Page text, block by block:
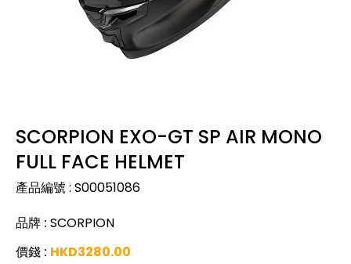
SCORPION EXO-GT SP AIR MONO
FULL FACE HELMET
產品編號: S00051086
品牌 : SCORPION
價錢 : HKD3280.00